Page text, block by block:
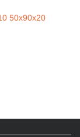
50x90x20